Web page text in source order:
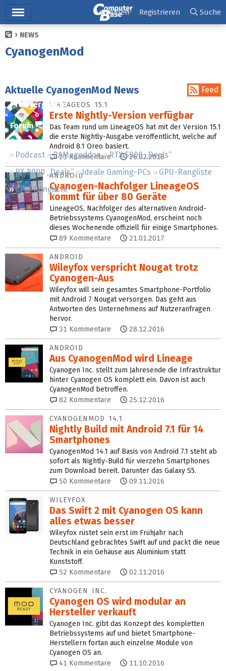
Ticker
Downloads
Preisvergleich
Forum
Podcast RAMageddon
RTX 5000 „Deals“
RX 9000 „Deals“
Ideale Gaming-PCs
GPU-Rangliste
CPU-Rangliste
Anmelden Registrieren Suche
NEWS
CyanogenMod
Aktuelle CyanogenMod News Feed
LINEAGEOS 15.1
Erste Nightly-Version verfügbar
Das Team rund um LineageOS hat mit der Version 15.1
die erste Nightly-Ausgabe veröffentlicht, welche auf
Android 8.1 Oreo basiert.
23Kommentare 26.02.2018
ANDROID
Cyanogen-Nachfolger LineageOS
kommt für über 80 Geräte
LineageOS, Nachfolger des alternativen Android-
Betriebssystems CyanogenMod, erscheint noch
dieses Wochenende offiziell für einige Smartphones.
89 Kommentare 21.01.2017
ANDROID
Wileyfox verspricht Nougat trotz
Cyanogen-Aus
Wileyfox will sein gesamtes Smartphone-Portfolio
mit Android 7 Nougat versorgen. Das geht aus
Antworten des Unternehmens auf Nutzeranfragen
hervor.
31 Kommentare 28.12.2016
ANDROID
Aus CyanogenMod wird Lineage
Cyanogen Inc. stellt zum Jahresende die Infrastruktur
hinter Cyanogen OS komplett ein. Davon ist auch
CyanogenMod betroffen.
82 Kommentare 25.12.2016
CYANOGENMOD 14.1
Nightly Build mit Android 7.1 für 14
Smartphones
CyanogenMod 14.1 auf Basis von Android 7.1 steht ab
sofort als Nightly-Build für vierzehn Smartphones
zum Download bereit. Darunter das Galaxy S5.
50 Kommentare 09.11.2016
WILEYFOX
Das Swift 2 mit Cyanogen OS kann
alles etwas besser
Wileyfox rüstet sein erst im Frühjahr nach
Deutschland gebrachtes Swift auf und packt die neue
Technik in ein Gehäuse aus Aluminium statt
Kunststoff.
52 Kommentare 02.11.2016
CYANOGEN INC.
Cyanogen OS wird modular an
Hersteller verkauft
Cyanogen Inc. gibt das Konzept des kompletten
Betriebssystems auf und bietet Smartphone-
Herstellern fortan auch einzelne Module von
Cyanogen OS an.
41 Kommentare 11.10.2016